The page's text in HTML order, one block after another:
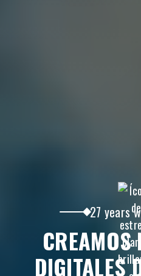
27 years
CREAMOS
DIGITALES